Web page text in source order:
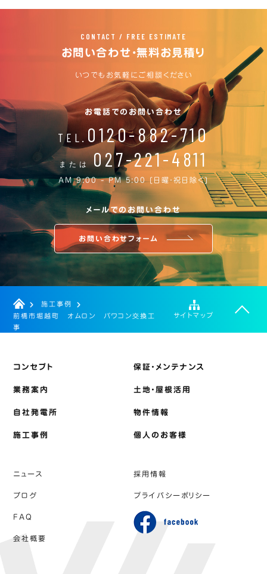
CONTACT / FREE ESTIMATE
お問い合わせ・無料お見積り
いつでもお気軽にご相談ください
お電話でのお問い合わせ
TEL.0120-882-710
または027-221-4811
AM 9:00 - PM 5:00 [日曜・祝日除く]
メールでのお問い合わせ
お問い合わせフォーム
施工事例
前橋市堀越町 オムロン パワコン交換工
事
サイトマップ
コンセプト
業務案内
自社発電所
施工事例
保証・メンテナンス
土地・屋根活用
物件情報
個人のお客様
ニュース
ブログ
FAQ
会社概要
採用情報
プライバシーポリシー